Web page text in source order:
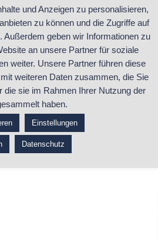
und Anzeigen zu personalisieren,
zu können und die Zugriffe auf
Außerdem geben wir Informationen zu
an unsere Partner für soziale
weiter. Unsere Partner führen diese
weiteren Daten zusammen, die Sie
die sie im Rahmen Ihrer Nutzung der
haben.
Einstellungen
Datenschutz